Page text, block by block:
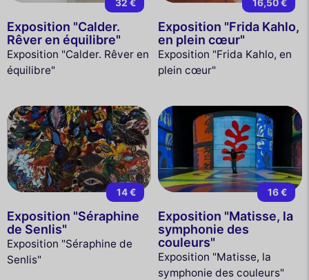
32 €
Exposition "Calder.
Rêver en équilibre"
Exposition "Calder. Rêver en
équilibre"
16,50 €
Exposition "Frida Kahlo,
en plein cœur"
Exposition "Frida Kahlo, en
plein cœur"
14 €
Exposition "Séraphine
de Senlis"
Exposition "Séraphine de
Senlis"
16 €
Exposition "Matisse, la
symphonie des
couleurs"
Exposition "Matisse, la
symphonie des couleurs"